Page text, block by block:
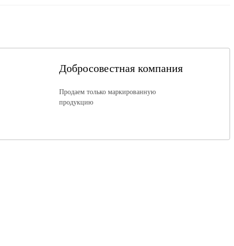
Добросовестная компания
Продаем только маркированную
продукцию